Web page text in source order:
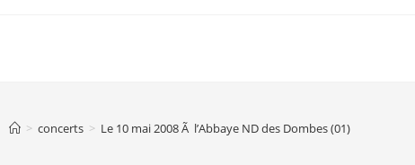
> concerts > Le 10 mai 2008 Ã l’Abbaye ND des Dombes (01)